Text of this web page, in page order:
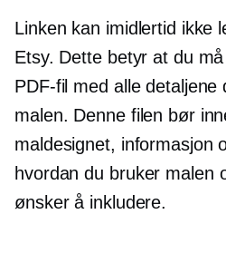
Linken kan imidlertid ikke
Etsy. Dette betyr at du
PDF-fil med alle detaljene
malen. Denne filen bør
maldesignet, informasjon
hvordan du bruker malen
ønsker å inkludere.